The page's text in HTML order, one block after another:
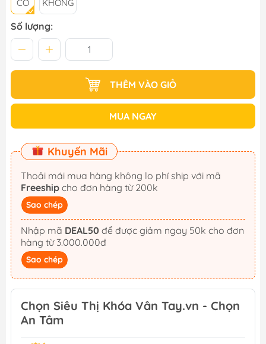
CÓ KHÔNG
Số lượng:
THÊM VÀO GIỎ
MUA NGAY
Khuyến Mãi
Thoải mái mua hàng không lo phí ship với mã
Freeship cho đơn hàng từ 200k
Sao chép
Nhập mã DEAL50
hàng từ 3.000.000đ
Sao chép
Chọn Siêu Thị Khóa Vân Tay.vn - Chọn
An Tâm